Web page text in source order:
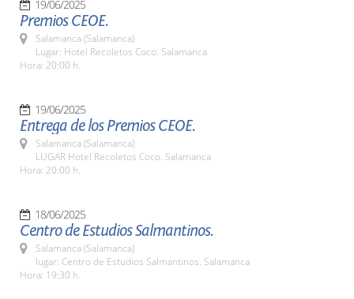
19/06/2025
Premios CEOE.
Salamanca (Salamanca)
Lugar: Hotel Recoletos Coco. Salamanca
Hora: 20:00 h.
19/06/2025
Entrega de los Premios CEOE.
Salamanca (Salamanca)
LUGAR Hotel Recoletos Coco. Salamanca
Hora: 20:00 h.
18/06/2025
Centro de Estudios Salmantinos.
Salamanca (Salamanca)
lugar: Centro de Estudios Salmantinos. Salamanca
Hora: 19:30 h.